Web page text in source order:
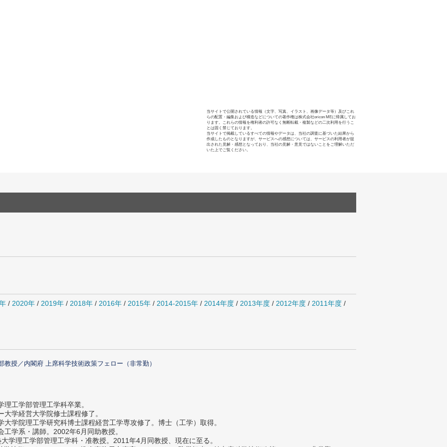
当サイトで公開されている情報（文字、写真、イラスト、画像データ等）及びこれ
らの配置・編集および構造などについての著作権は株式会社oricon MEに帰属してお
ります。これらの情報を権利者の許可なく無断転載・複製などの二次利用を行うこ
とは固く禁じております。
当サイトで掲載しているすべての情報やデータは、当社の調査に基づいた結果から
作成したものとなりますが、サービスへの感想については、サービスの利用者が提
出された見解・感想となっており、当社の見解・意見ではないことをご理解いただ
いた上でご覧ください。
/ 2020年 / 2019年 / 2018年 / 2016年 / 2015年 / 2014-2015年 / 2014年度 / 2013年度 / 2012年度 / 2011年度 /
教授／内閣府 上席科学技術政策フェロー（非常勤）
工学部管理工学科卒業。
学経営大学院修士課程修了。
大学院理工学研究科博士課程経営工学専攻修了。博士（工学）取得。
工学系・講師。2002年6月同助教授。
学理工学部管理工学科・准教授。2011年4月同教授、現在に至る。